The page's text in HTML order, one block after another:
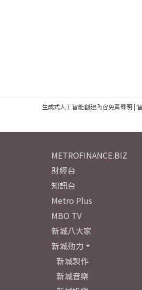
生成式人工智能創建內容免責聲明|
METROFINANCE.BIZ
財經台
知訊台
Metro Plus
MBO TV
新城八大家
新城動力
新城製作
新城音樂